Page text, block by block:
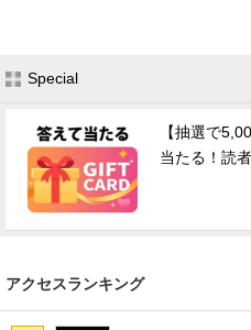
Special
【抽選で
当たる！読
アクセスランキング